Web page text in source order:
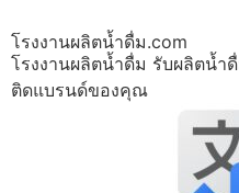
โรงงานผลิตน้ำดื่ม.com
โรงงานผลิตน้ำดื่ม รับผลิตน้
ติดแบรนด์ของคุณ